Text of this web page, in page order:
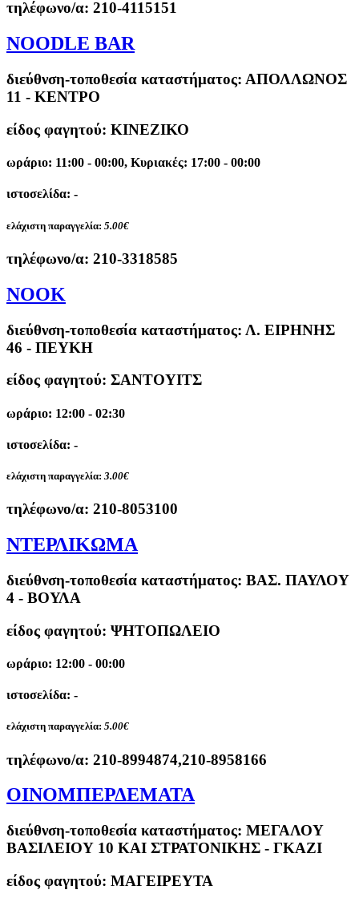
τηλέφωνο/α: 210-4115151
NOODLE BAR
διεύθνση-τοποθεσία καταστήματος: ΑΠΟΛΛΩΝΟΣ
11 - ΚΕΝΤΡΟ
είδος φαγητού: ΚΙΝΕΖΙΚΟ
ωράριο: 11:00 - 00:00, Κυριακές: 17:00 - 00:00
ιστοσελίδα: -
ελάχιστη παραγγελία: 5.00€
τηλέφωνο/α: 210-3318585
NOOK
διεύθνση-τοποθεσία καταστήματος: Λ. ΕΙΡΗΝΗΣ
46 - ΠΕΥΚΗ
είδος φαγητού: ΣΑΝΤΟΥΙΤΣ
ωράριο: 12:00 - 02:30
ιστοσελίδα: -
ελάχιστη παραγγελία: 3.00€
τηλέφωνο/α: 210-8053100
ΝΤΕΡΛΙΚΩΜΑ
διεύθνση-τοποθεσία καταστήματος: ΒΑΣ. ΠΑΥΛΟΥ
4 - ΒΟΥΛΑ
είδος φαγητού: ΨΗΤΟΠΩΛΕΙΟ
ωράριο: 12:00 - 00:00
ιστοσελίδα: -
ελάχιστη παραγγελία: 5.00€
τηλέφωνο/α: 210-8994874,210-8958166
ΟΙΝΟΜΠΕΡΔΕΜΑΤΑ
διεύθνση-τοποθεσία καταστήματος: ΜΕΓΑΛΟΥ
ΒΑΣΙΛΕΙΟΥ 10 ΚΑΙ ΣΤΡΑΤΟΝΙΚΗΣ - ΓΚΑΖΙ
είδος φαγητού: ΜΑΓΕΙΡΕΥΤΑ